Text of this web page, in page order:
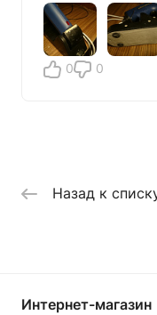
0 0
Назад к
Интернет-магазин